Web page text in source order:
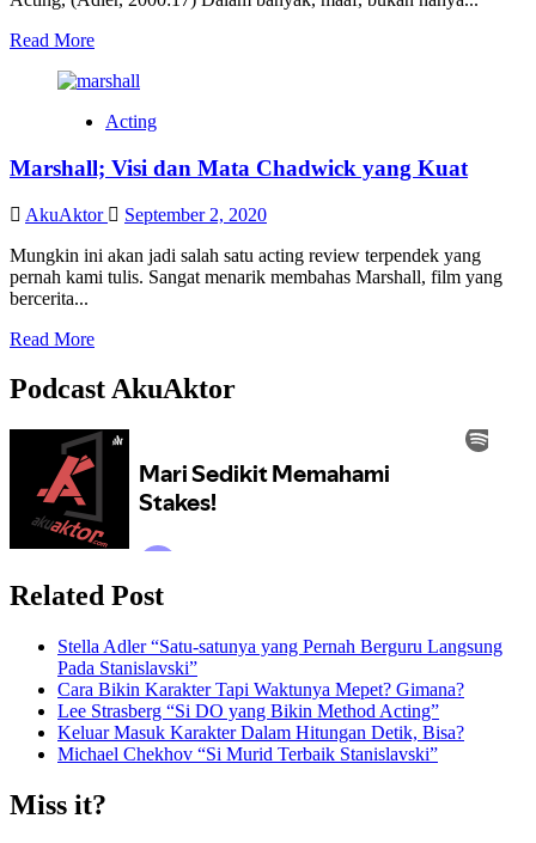
Read MoreRead
about
Suara
Sering
Acting
Marshall; Visi dan Mata Chadwick yang Kuat
AkuAktor
September 2, 2020
Mungkin ini akan jadi salah satu acting review terpendek yang
pernah kami tulis. Sangat menarik membahas Marshall, film yang
bercerita...
Read MoreRead
about
Marshall;
dan
Mata
Chadwick
Kuat
Podcast AkuAktor
Related Post
Stella Adler “Satu-satunya yang Pernah Berguru Langsung
Pada Stanislavski”
Cara Bikin Karakter Tapi Waktunya Mepet? Gimana?
Lee Strasberg “Si DO yang Bikin Method Acting”
Keluar Masuk Karakter Dalam Hitungan Detik, Bisa?
Michael Chekhov “Si Murid Terbaik Stanislavski”
Miss it?